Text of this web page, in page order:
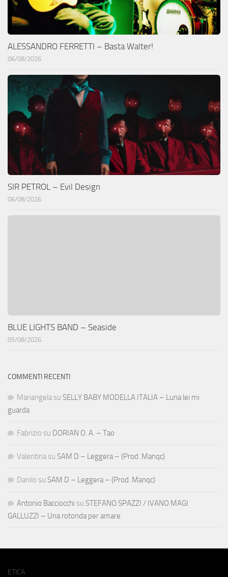
ALESSANDRO FERRETTI – Basta Walter!
06/08/2026
SIR PETROL – Evil Design
06/08/2026
BLUE LIGHTS BAND – Seaside
05/08/2026
COMMENTI RECENTI
Mariangela su SELLY BABY MODELLA ITALIA – Luna lei mi
guarda
Fabrizio su DORIAN O. A. – Tao
Valentina su SAM D – Leggera – (Prod. Manqc)
Danilo su SAM D – Leggera – (Prod. Manqc)
Antonio Bacciocchi su STEFANO SPAZZI / IVANO MAGI
GALLUZZI – Una rotonda per amare
ETICA